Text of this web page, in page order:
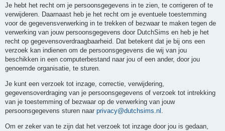
Je hebt het recht om je persoonsgegevens in te zien, te corrigeren of te
verwijderen. Daarnaast heb je het recht om je eventuele toestemming
voor de gegevensverwerking in te trekken of bezwaar te maken tegen de
verwerking van jouw persoonsgegevens door DutchSims en heb je het
recht op gegevensoverdraagbaarheid. Dat betekent dat je bij ons een
verzoek kan indienen om de persoonsgegevens die wij van jou
beschikken in een computerbestand naar jou of een ander, door jou
genoemde organisatie, te sturen.
Je kunt een verzoek tot inzage, correctie, verwijdering,
gegevensoverdraging van je persoonsgegevens of verzoek tot intrekking
van je toestemming of bezwaar op de verwerking van jouw
persoonsgegevens sturen naar privacy@dutchsims.nl .
Om er zeker van te zijn dat het verzoek tot inzage door jou is gedaan,